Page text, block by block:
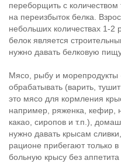
переборщить с количеством
на переизбыток белка.
небольших количествах 1-
белок является
нужно давать белковую
Мясо, рыбу и морепродукты
обрабатывать (варить,
это мясо для кормления
например, ряженка, кефир,
какао, сиропов и т.п.),
нужно давать крысам
рационе прибегают только
больную крысу без